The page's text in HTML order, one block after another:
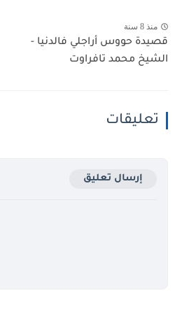
منذ 8 سنة
قصيدة حووس أراجلي فالدنيا -
الشيخ محمد تافراوت
تعليقات
إرسال تعليق